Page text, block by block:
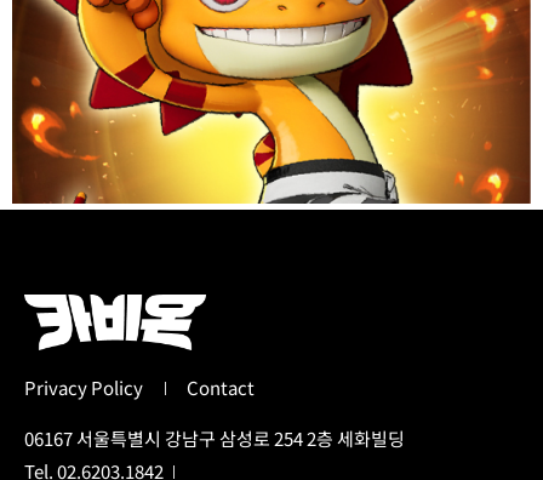
Privacy Policy
Contact
06167 서울특별시 강남구 삼성로 254 2층 세화빌딩
Tel. 02.6203.1842